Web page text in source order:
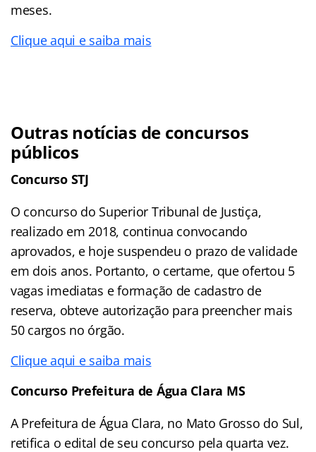
meses.
Clique aqui e saiba mais
Outras notícias de concursos
públicos
Concurso STJ
O concurso do Superior Tribunal de Justiça,
realizado em 2018, continua convocando
aprovados, e hoje suspendeu o prazo de validade
em dois anos. Portanto, o certame, que ofertou 5
vagas imediatas e formação de cadastro de
reserva, obteve autorização para preencher mais
50 cargos no órgão.
Clique aqui e saiba mais
Concurso Prefeitura de Água Clara MS
A Prefeitura de Água Clara, no Mato Grosso do Sul,
retifica o edital de seu concurso pela quarta vez.